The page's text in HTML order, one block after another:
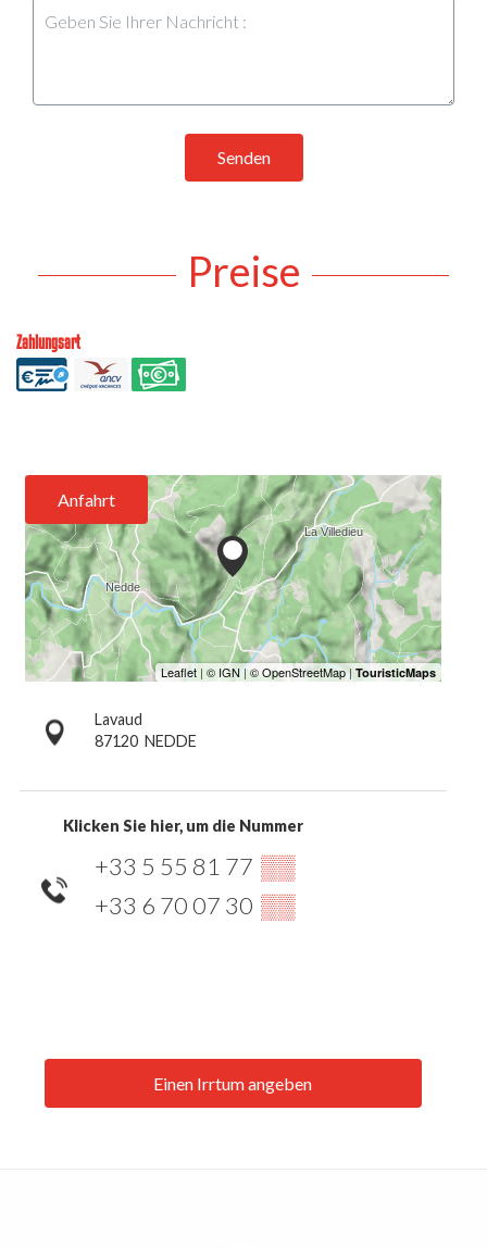
Senden
Preise
Zahlungsart
Anfahrt
Lavaud
87120 NEDDE
Klicken Sie hier, um die Nummer
+33 5 55 81 77 ▒▒
+33 6 70 07 30 ▒▒
Einen Irrtum angeben